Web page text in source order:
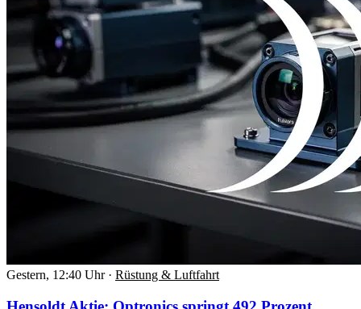
Gestern, 12:40 Uhr · Rüstung & Luftfahrt